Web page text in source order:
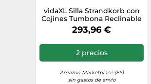
vidaXL Silla Strandkorb con
Cojines Tumbona Reclinable
Diván Asiento Butaca Jardín
Patio Terraza Piscina Balcón
Ratán Sintético Madera Azul
Blanco
293,96 €
2 precios
Amazon Marketplace (ES)
sin gastos de envío